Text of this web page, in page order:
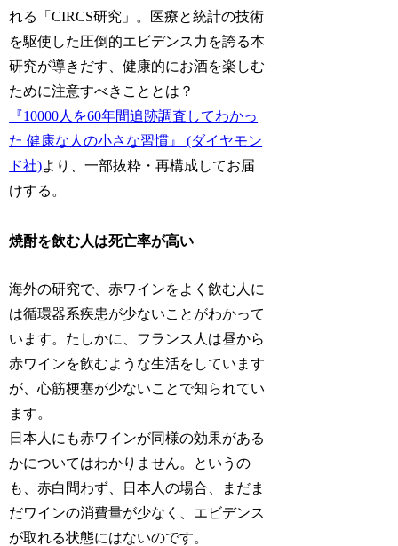
れる「CIRCS研究」。医療と統計の技術
を駆使した圧倒的エビデンス力を誇る本
研究が導きだす、健康的にお酒を楽しむ
ために注意すべきこととは？
『10000人を60年間追跡調査してわかっ
た 健康な人の小さな習慣』 (ダイヤモン
ド社)より、一部抜粋・再構成してお届
けする。
焼酎を飲む人は死亡率が高い
海外の研究で、赤ワインをよく飲む人に
は循環器系疾患が少ないことがわかって
います。たしかに、フランス人は昼から
赤ワインを飲むような生活をしています
が、心筋梗塞が少ないことで知られてい
ます。
日本人にも赤ワインが同様の効果がある
かについてはわかりません。というの
も、赤白問わず、日本人の場合、まだま
だワインの消費量が少なく、エビデンス
が取れる状態にはないのです。